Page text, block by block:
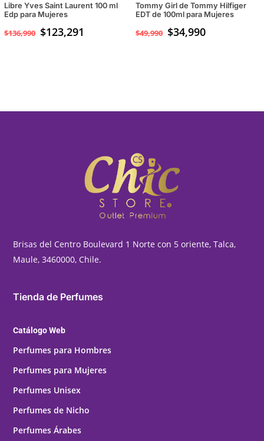
Libre Yves Saint Laurent 100 ml
Edp para Mujeres
$136,990 $123,291
Tommy Girl de Tommy Hilfiger
EDT de 100ml para Mujeres
$49,990 El
$34,990El
Brisas del Centro Boulevard 1 Norte con 5 oriente, Talca,
Maule, 3460000, Chile.
Tienda de Perfumes
Catálogo Web
Perfumes para Hombres
Perfumes para Mujeres
Perfumes Unisex
Perfumes de Nicho
Perfumes Árabes